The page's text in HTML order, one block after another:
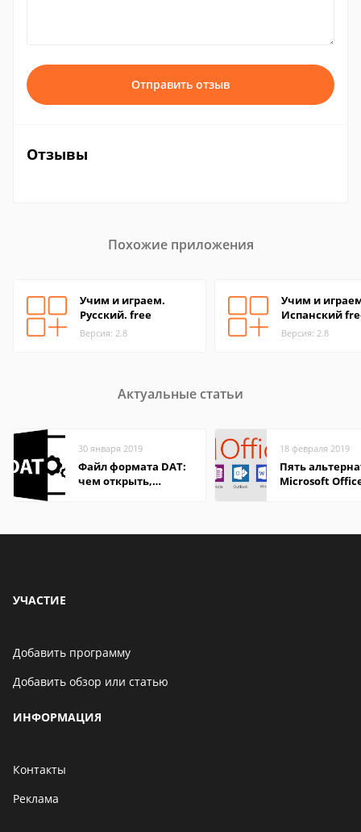
Отправить отзыв
Отзывы
Похожие приложения
Учим и играем.
Русский. free
Версия: 2.8
Учим и
Испанский
Версия: 2.8
Актуальные статьи
30 января 2019
Файл формата DAT:
чем открыть,
18 февраля 2019
Пять
Microsoft
УЧАСТИЕ
Добавить программу
Добавить обзор или статью
ИНФОРМАЦИЯ
Контакты
Реклама